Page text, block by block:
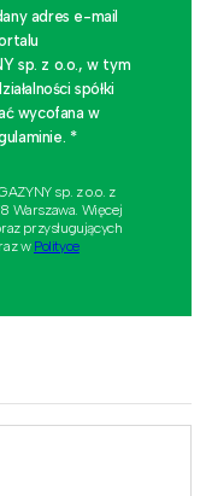
adres e-mail
sp. z o.o., w tym
spółki
wycofana w
*
sp. z o.o. z
Warszawa. Więcej
przysługujących
w Polityce